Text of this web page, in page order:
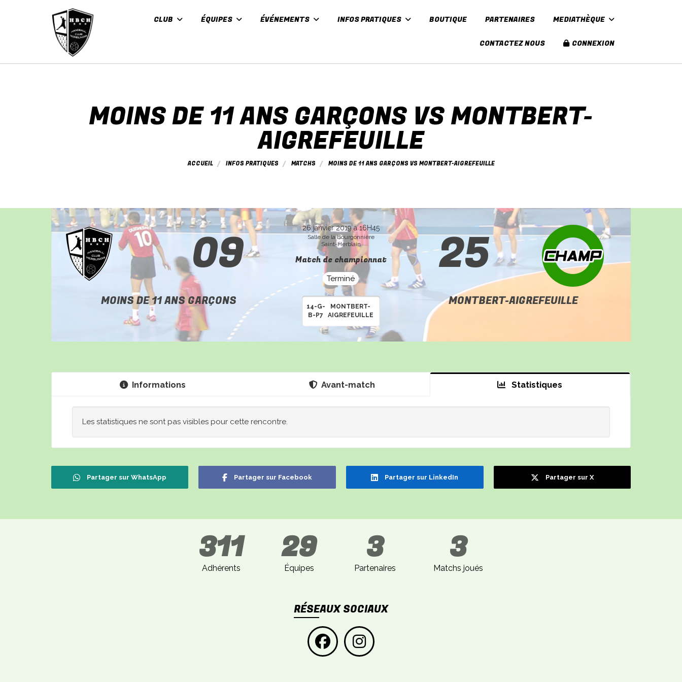
CLUB ÉQUIPES ÉVÉNEMENTS INFOS PRATIQUES BOUTIQUE PARTENAIRES MEDIATHÈQUE
CONTACTEZ NOUS CONNEXION
MOINS DE 11 ANS GARÇONS VS MONTBERT-
AIGREFEUILLE
ACCUEIL INFOS PRATIQUES MATCHS MOINS DE 11 ANS GARÇONS VS MONTBERT-AIGREFEUILLE
26 janvier 2019 à 16H45
Salle de la Bourgonnière
Saint-Herblain
Match de championnat
Terminé
09 25
MOINS DE 11 ANS GARÇONS MONTBERT-AIGREFEUILLE
14-G-
B-P7
MONTBERT-
AIGREFEUILLE
Informations Avant-match Statistiques
Les statistiques ne sont pas visibles pour cette rencontre.
Partager sur WhatsApp Partager sur Facebook Partager sur LinkedIn Partager sur X
311
Adhérents
29
Équipes
3
Partenaires
3
Matchs joués
RÉSEAUX SOCIAUX